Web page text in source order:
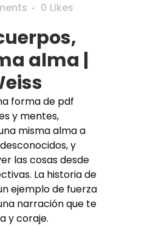
0 Likes
alma |
forma de pdf
y mentes,
misma alma a
y
las cosas desde
La historia de
ejemplo de fuerza
narración que te
y coraje.